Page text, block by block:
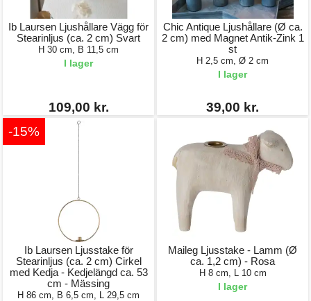
Ib Laursen Ljushållare Vägg för
Stearinljus (ca. 2 cm) Svart
H 30 cm, B 11,5 cm
I lager
109,00 kr.
Chic Antique Ljushållare (Ø ca.
2 cm) med Magnet Antik-Zink 1
st
H 2,5 cm, Ø 2 cm
I lager
39,00 kr.
-15%
Ib Laursen Ljusstake för
Stearinljus (ca. 2 cm) Cirkel
med Kedja - Kedjelängd ca. 53
cm - Mässing
H 86 cm, B 6,5 cm, L 29,5 cm
Maileg Ljusstake - Lamm (Ø
ca. 1,2 cm) - Rosa
H 8 cm, L 10 cm
I lager